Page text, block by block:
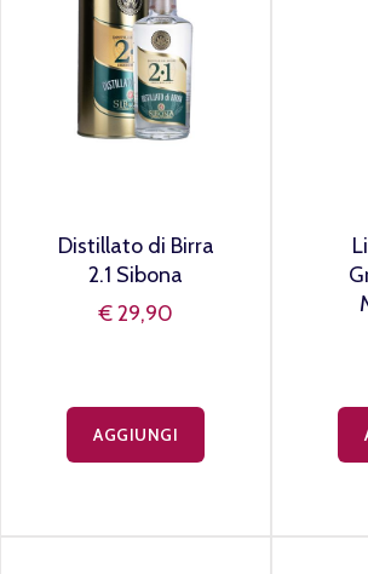
Distillato di Birra
2.1 Sibona
€ 29,90
AGGIUNGI